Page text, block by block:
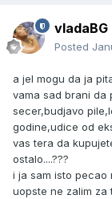
vladaBG
Posted
a jel mogu da ja
vama sad brani da
secer,budjavo
godine,udice od
vas tera da
ostalo....???
i ja sam isto pecao
uopste ne zalim za